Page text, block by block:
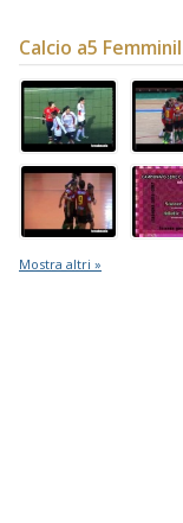
Calcio a5
Mostra altri »